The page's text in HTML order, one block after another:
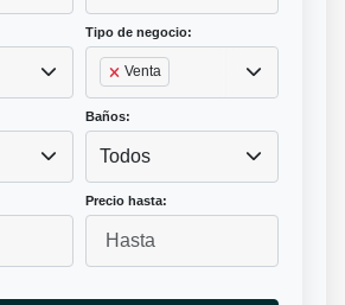
Tipo de negocio:
Venta
Baños:
Todos
Precio hasta: